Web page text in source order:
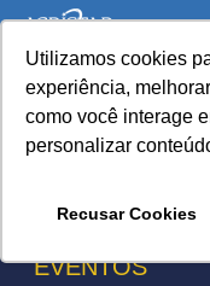
Utilizamos cookies
experiência,
como você interage
personalizar
Recusar Cookies
to Content
EVENTOS